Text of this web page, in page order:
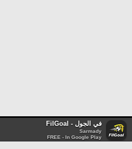
في الجول - FilGoal
Sarmady
FREE - In Google Play